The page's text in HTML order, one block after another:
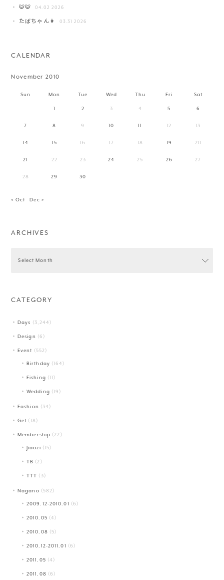
🐯🐯 04.02 2026
たばちゃん👩 03.31 2026
CALENDAR
November 2010
Sun Mon Tue Wed Thu Fri Sat
1 2 3 4 5 6
7 8 9 10 11 12 13
14 15 16 17 18 19 20
21 22 23 24 25 26 27
28 29 30
« Oct Dec »
ARCHIVES
CATEGORY
Days (3,244)
Design (6)
Event (552)
Birthday (164)
Fishing (11)
Wedding (19)
Fashion (34)
Get (18)
Membership (22)
Jiaozi (15)
TB (2)
TTT (3)
Nagano (582)
2009.12-2010.01 (6)
2010.05 (4)
2010.08 (5)
2010.12-2011.01 (6)
2011.05 (4)
2011.08 (6)